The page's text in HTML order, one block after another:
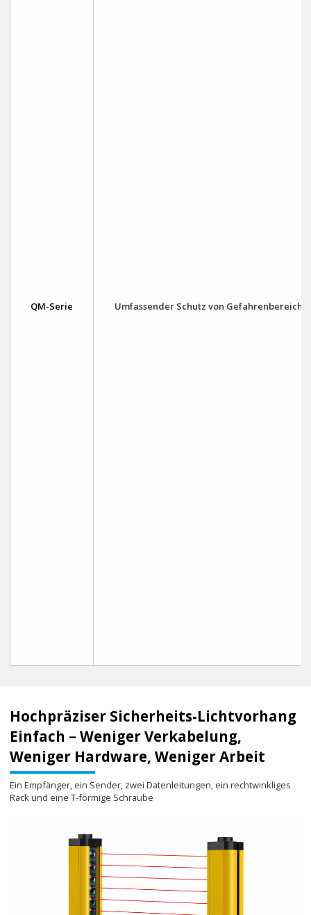
QM-Serie Umfassender Schutz von
Hochpräziser Sicherheits-Lichtvorhang
Einfach – Weniger Verkabelung,
Weniger Hardware, Weniger Arbeit
Ein Empfänger, ein Sender, zwei Datenleitungen, ein rechtwinkliges
Rack und eine T-förmige Schraube